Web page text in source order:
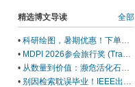
全部
精选博文导读
• 科研绘图，暑期优惠！下单立减500元
• MDPI 2026参会旅行奖 (Travel Award) 中国区获奖名单公布！
• 从数量到价值：濒危活化石ELF 理论重塑濒危物种保护优先级
• 别因检索耽误毕业！IEEE出版+EI快检索，8-9月会议合集征稿中